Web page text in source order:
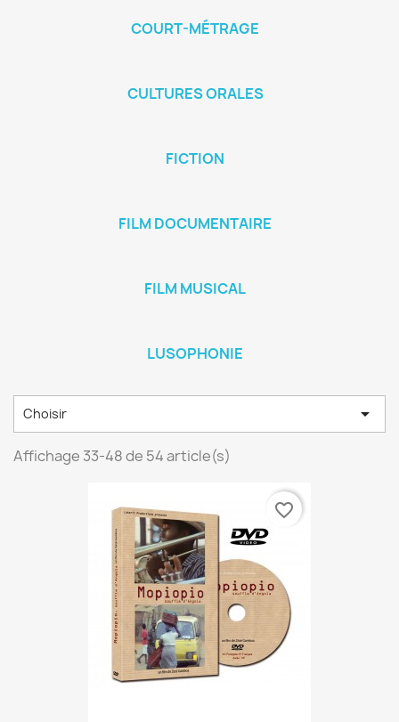
COURT-MÉTRAGE
CULTURES ORALES
FICTION
FILM DOCUMENTAIRE
FILM MUSICAL
LUSOPHONIE
Choisir 
Affichage 33-48 de 54 article(s)
favorite_border